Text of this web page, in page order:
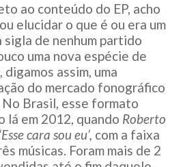
ao conteúdo do EP, acho
elucidar o que é ou era um
sigla de nenhum partido
uma nova espécie de
assim, uma
do mercado fonográfico
Brasil, esse formato
em 2012, quando Roberto
‘Esse cara sou eu’, com a faixa
músicas. Foram mais de 2